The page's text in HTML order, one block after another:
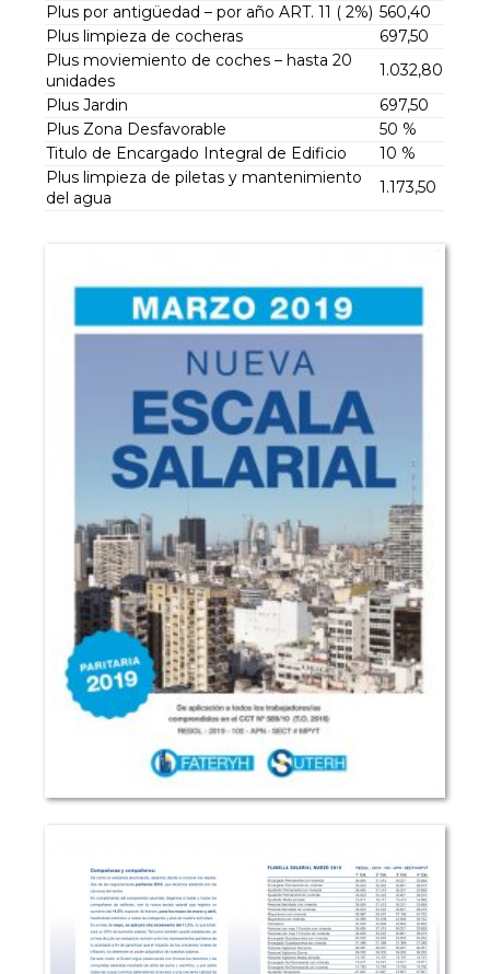
Plus por antigüedad – por año ART. 11 ( 2%) 560,40
Plus limpieza de cocheras
697,50
Plus moviemiento de coches – hasta 20
unidades
1.032,80
Plus Jardin
697,50
Plus Zona Desfavorable
50 %
Titulo de Encargado Integral de Edificio
10 %
Plus limpieza de piletas y mantenimiento
del agua
1.173,50